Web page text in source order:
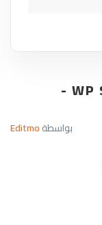
WP SEO MULTILINGUAL PLUGIN -
بواسطةEditmo